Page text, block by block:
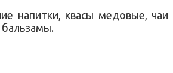
напитки, квасы медовые, чаи